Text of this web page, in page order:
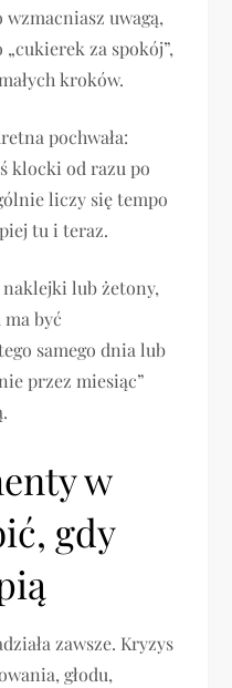
wzmacniasz uwagą,
za spokój”,
kroków.
pochwała:
klocki od razu po
liczy się tempo
tu i teraz.
lub żetony,
być
samego dnia lub
przez miesiąc”
w
gdy
zawsze. Kryzys
głodu,